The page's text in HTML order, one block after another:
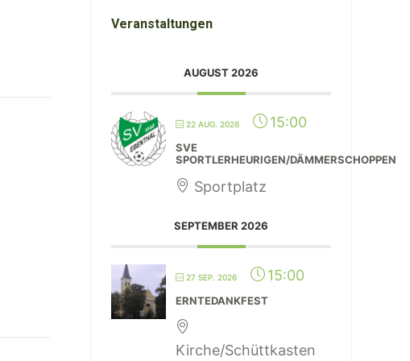
Veranstaltungen
AUGUST 2026
22 AUG. 2026 15:00
SVE
SPORTLERHEURIGEN/DÄMMERSCHOPPEN
Sportplatz
SEPTEMBER 2026
27 SEP. 2026 15:00
ERNTEDANKFEST
Kirche/Schüttkasten